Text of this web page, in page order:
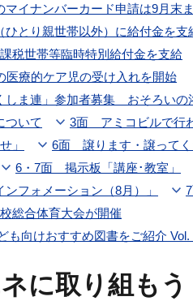
イナンバーカード申請は9月末
とり親世帯以外）に給付金を支
税世帯等臨時特別給付金を支給
療的ケア児の受け入れを開始
ま連」参加者募集 おそろいの
いて
3面 アミコビルで行
」
6面 譲ります・譲って
6・7面 掲示板「講座･教室」
フォメーション（8月）」
総合体育大会が開催
を読み心を育む 子ども向けおすすめ図書をご紹介
に取り組もう